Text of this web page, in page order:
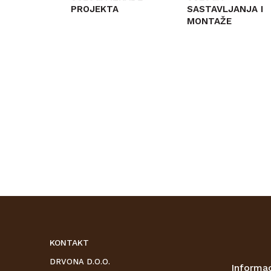
PROJEKTA
SASTAVLJANJA I
MONTAŽE
KONTAKT
DRVONA D.O.O.